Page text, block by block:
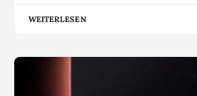
WEITERLESEN